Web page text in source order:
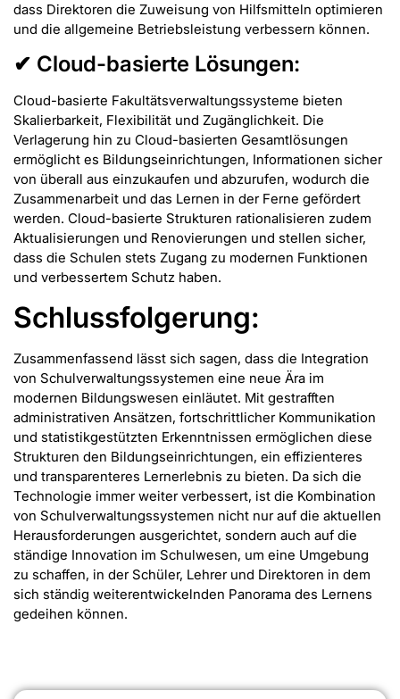
dass Direktoren die Zuweisung von Hilfsmitteln optimieren
und die allgemeine Betriebsleistung verbessern können.
✔ Cloud-basierte Lösungen:
Cloud-basierte Fakultätsverwaltungssysteme bieten
Skalierbarkeit, Flexibilität und Zugänglichkeit. Die
Verlagerung hin zu Cloud-basierten Gesamtlösungen
ermöglicht es Bildungseinrichtungen, Informationen sicher
von überall aus einzukaufen und abzurufen, wodurch die
Zusammenarbeit und das Lernen in der Ferne gefördert
werden. Cloud-basierte Strukturen rationalisieren zudem
Aktualisierungen und Renovierungen und stellen sicher,
dass die Schulen stets Zugang zu modernen Funktionen
und verbessertem Schutz haben.
Schlussfolgerung:
Zusammenfassend lässt sich sagen, dass die Integration
von Schulverwaltungssystemen eine neue Ära im
modernen Bildungswesen einläutet. Mit gestrafften
administrativen Ansätzen, fortschrittlicher Kommunikation
und statistikgestützten Erkenntnissen ermöglichen diese
Strukturen den Bildungseinrichtungen, ein effizienteres
und transparenteres Lernerlebnis zu bieten. Da sich die
Technologie immer weiter verbessert, ist die Kombination
von Schulverwaltungssystemen nicht nur auf die aktuellen
Herausforderungen ausgerichtet, sondern auch auf die
ständige Innovation im Schulwesen, um eine Umgebung
zu schaffen, in der Schüler, Lehrer und Direktoren in dem
sich ständig weiterentwickelnden Panorama des Lernens
gedeihen können.